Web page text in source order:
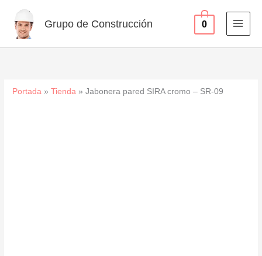
contenido
Grupo de Construcción 0
Portada »Tienda »Jabonera pared SIRA cromo – SR-09
09
cantidad